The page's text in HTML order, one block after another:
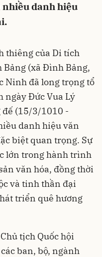
nhiều danh hiệu
thiêng của Di tích
(xã Đình Bảng,
Ninh đã long trọng tổ
ngày Đức Vua Lý
đế (15/3/1010 -
danh hiệu văn
biệt quan trọng. Sự
lớn trong hành trình
văn hóa, đồng thời
và tinh thần đại
triển quê hương
tịch Quốc hội
ban, bộ, ngành